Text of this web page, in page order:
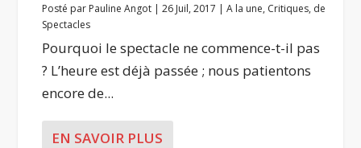
Posté par Pauline Angot |26 Juil, 2017 |A la une, Critiques, de
Spectacles
Pourquoi le spectacle ne commence-t-il pas
? L’heure est déjà passée ; nous patientons
encore de...
EN SAVOIR PLUS